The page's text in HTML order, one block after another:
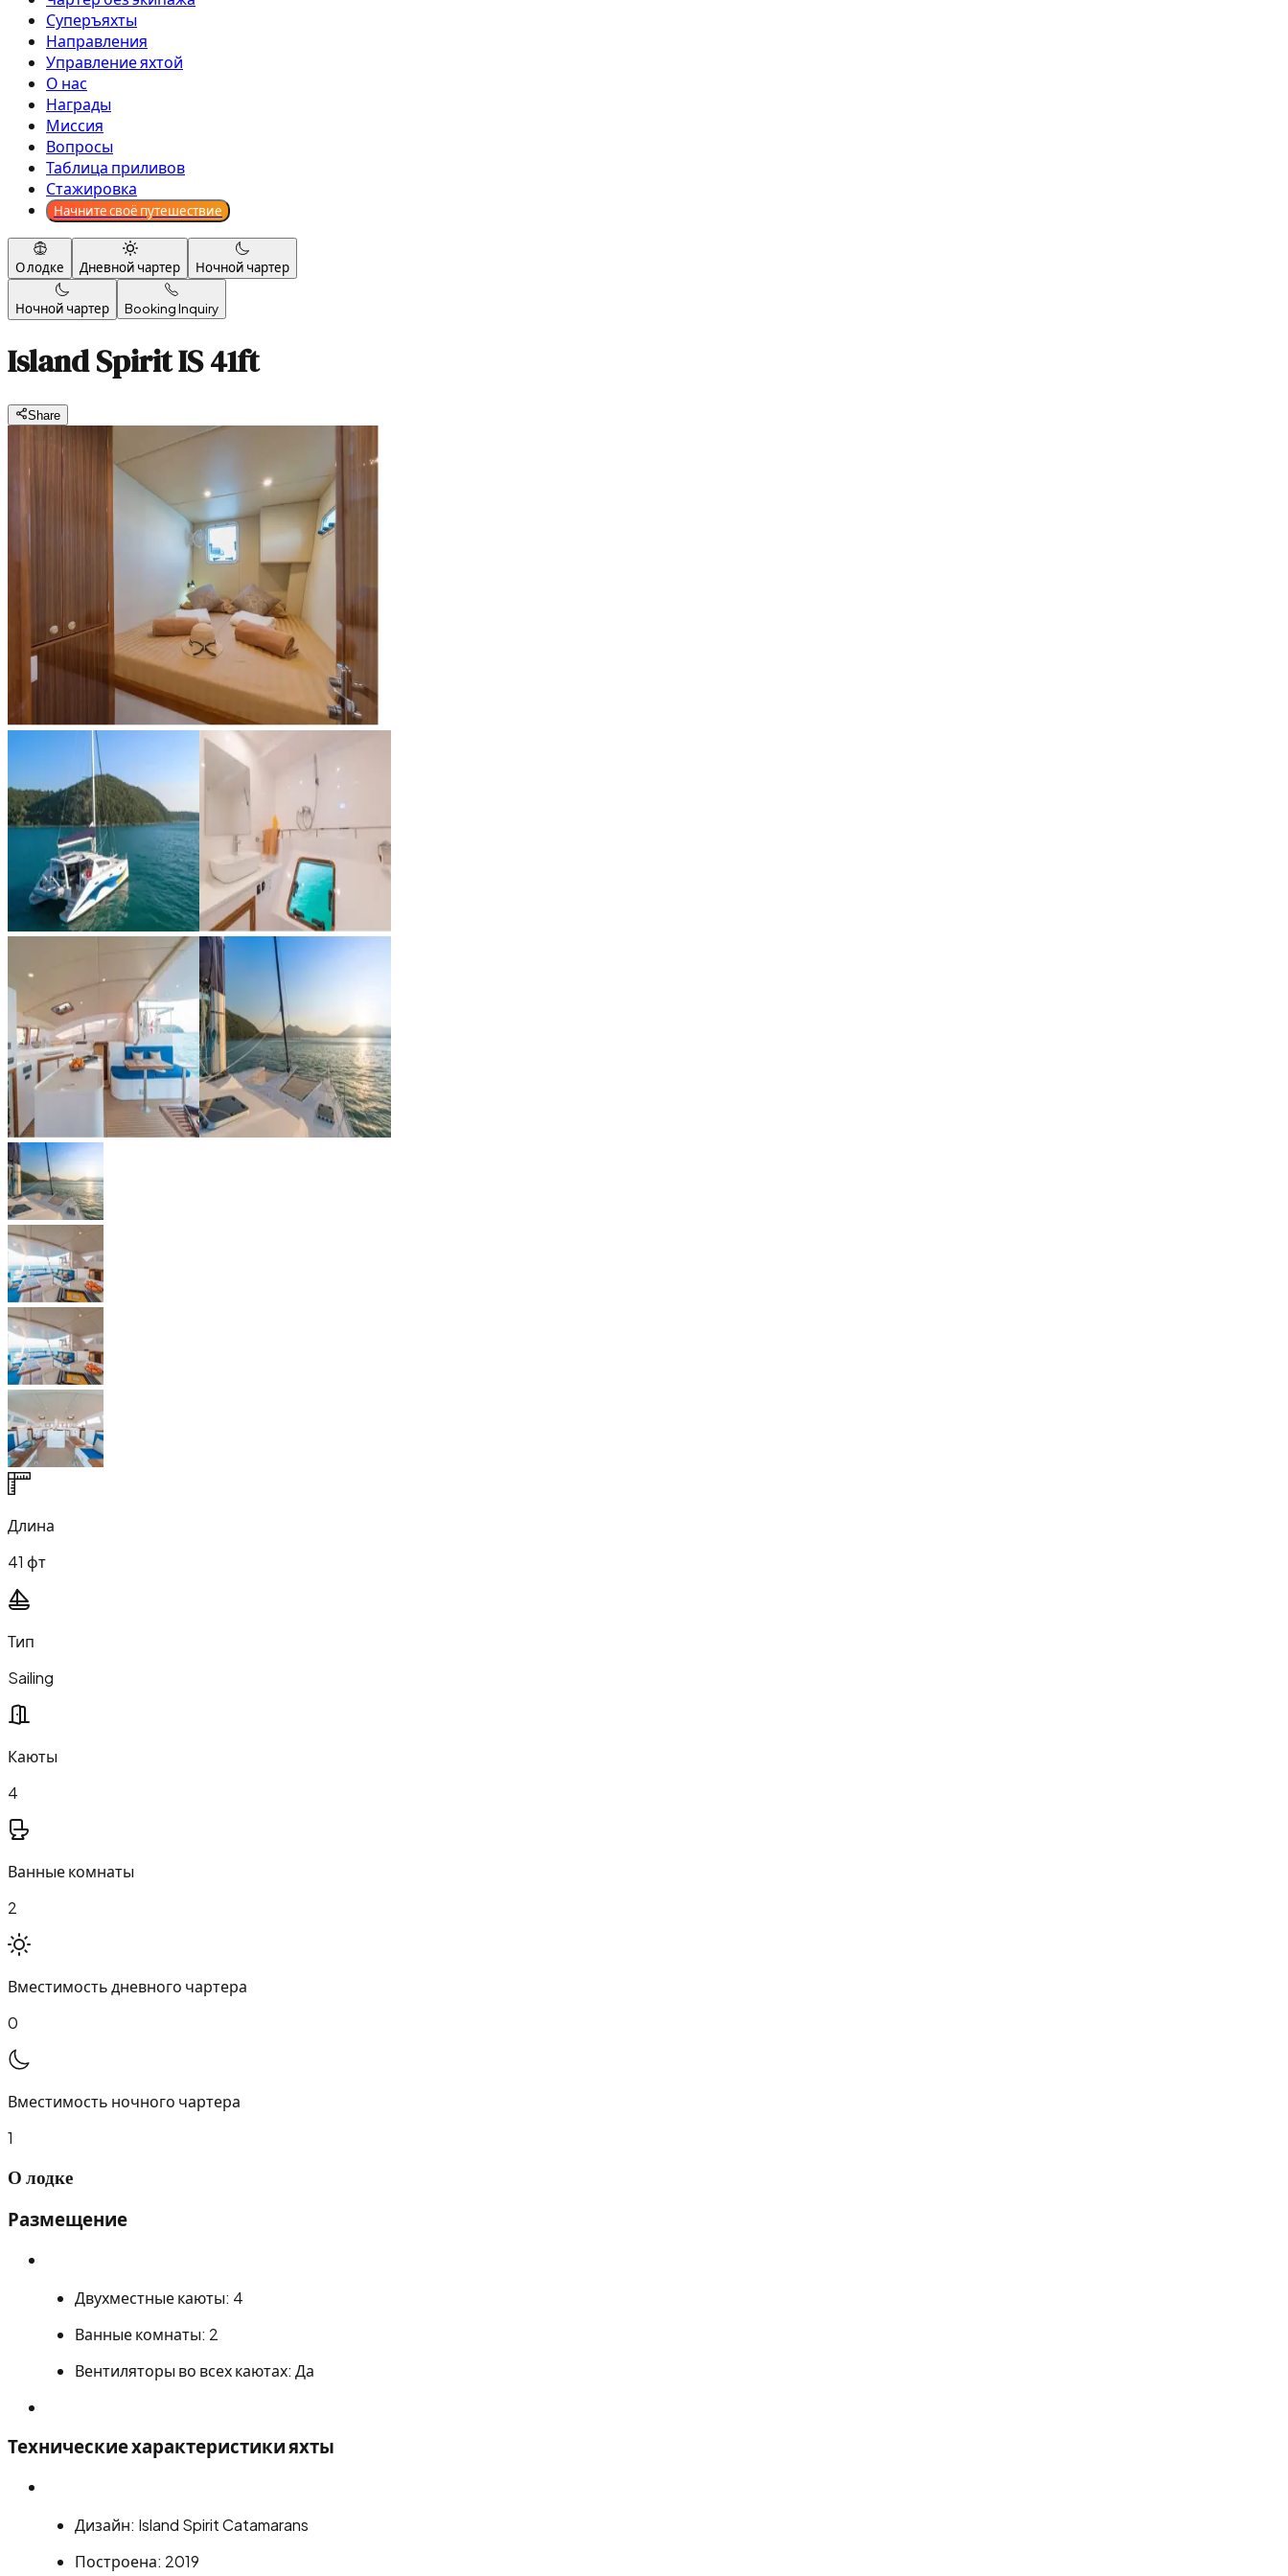
Суперъяхты
Направления
Управление яхтой
О нас
Награды
Миссия
Вопросы
Таблица приливов
Стажировка
Начните своё путешествие
О лодке Дневной чартер Ночной чартер
Ночной чартер Booking Inquiry
Island Spirit IS 41ft
Share
Длина
41 фт
Тип
Sailing
Каюты
4
Ванные комнаты
2
Вместимость дневного чартера
0
Вместимость ночного чартера
1
О лодке
Размещение
Двухместные каюты: 4
Ванные комнаты: 2
Вентиляторы во всех каютах: Да
Технические характеристики яхты
Дизайн: Island Spirit Catamarans
Построена: 2019